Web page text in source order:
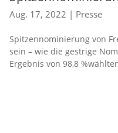
Aug. 17, 2022 | Presse
Spitzennominierung von
sein – wie die gestrige
Ergebnis von 98,8